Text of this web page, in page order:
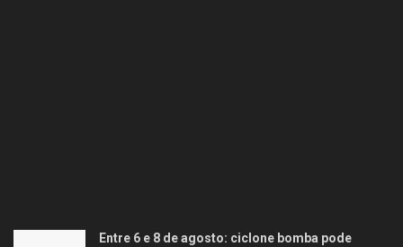
Entre 6 e 8 de agosto: ciclone bomba pode